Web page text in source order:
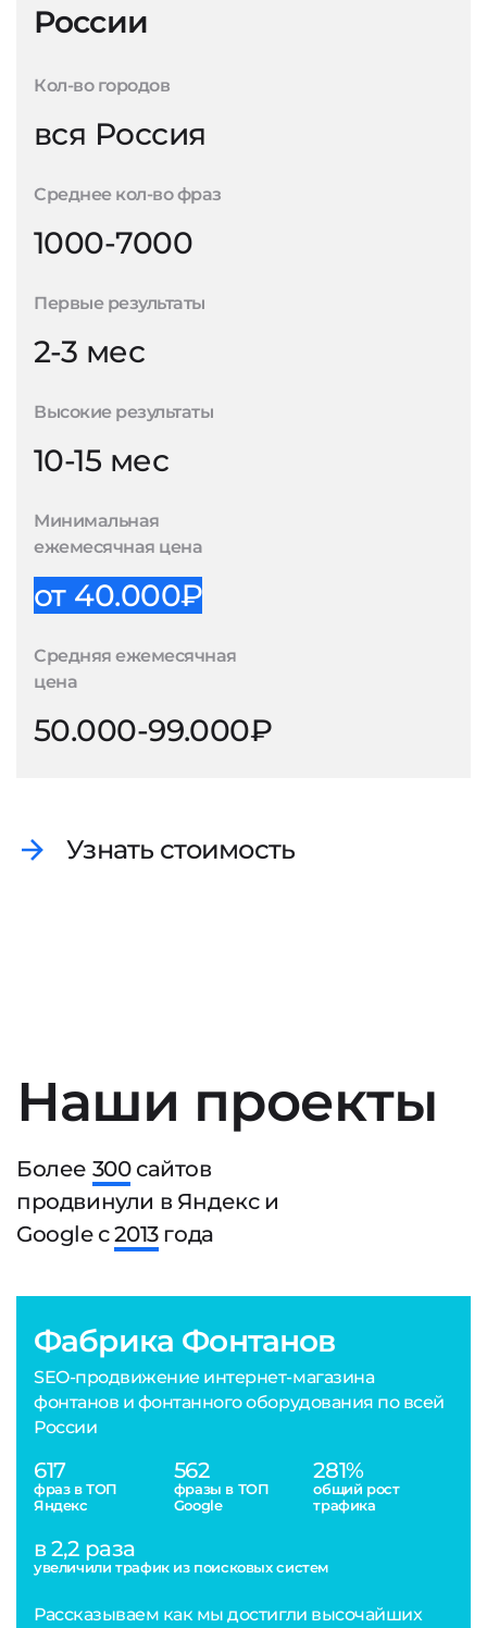
России
Кол-во городов
вся Россия
Среднее кол-во фраз
1000-7000
Первые результаты
2-3 мес
Высокие результаты
10-15 мес
Минимальная
ежемесячная цена
от 40.000₽
Средняя ежемесячная
цена
50.000-99.000₽
Узнать стоимость
Наши проекты
Более 300сайтов
продвинули в Яндекс и
Google с2013года
Фабрика Фонтанов
SEO-продвижение интернет-магазина
фонтанов и фонтанного оборудования по всей
России
617
фраз в ТОП
Яндекс
562
фразы в ТОП
Google
281%
общий рост
трафика
в 2,2 раза
увеличили трафик из поисковых систем
Рассказываем как мы достигли высочайших